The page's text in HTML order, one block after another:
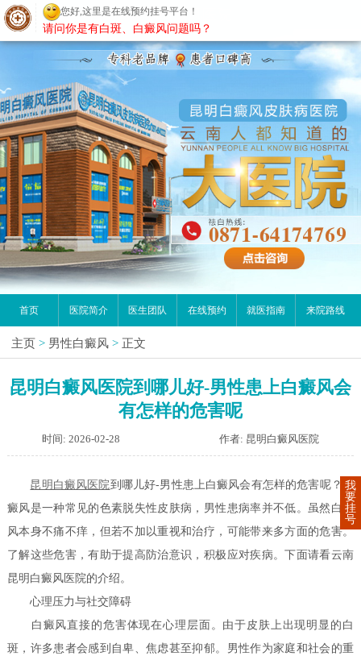
昆明白癜风医院
首页 医院简介 医生团队 在线预约 就医指南 来院路线
主页 > 男性白癜风 > 正文
昆明白癜风医院到哪儿好-男性患上白癜风会
有怎样的危害呢
时间: 2026-02-28 作者: 昆明白癜风医院
昆明白癜风医院到哪儿好-男性患上白癜风会有怎样的危害呢？白
癜风是一种常见的色素脱失性皮肤病，男性患病率并不低。虽然白癜
风本身不痛不痒，但若不加以重视和治疗，可能带来多方面的危害。
了解这些危害，有助于提高防治意识，积极应对疾病。下面请看云南
昆明白癜风医院的介绍。
心理压力与社交障碍
白癜风直接的危害体现在心理层面。由于皮肤上出现明显的白
斑，许多患者会感到自卑、焦虑甚至抑郁。男性作为家庭和社会的重
我
要
挂
号
您好,这里是在线预约挂号平台！
请问你是有白斑、白癜风问题吗？